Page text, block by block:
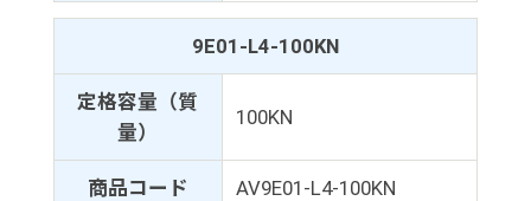
9E01-L4-100KN
定格容量（質
量）
100KN
商品コード AV9E01-L4-100KN